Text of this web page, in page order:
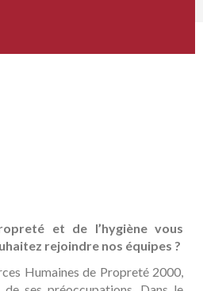
et de l’hygiène vous
rejoindre nos équipes ?
Humaines de Propreté 2000,